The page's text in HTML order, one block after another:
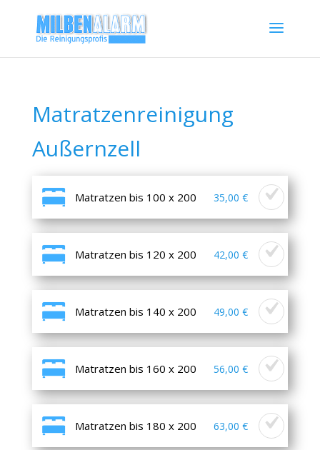
Matratzenreinigung
Außernzell
Matratzen bis 100 x 200 35,00 €
Matratzen bis 120 x 200 42,00 €
Matratzen bis 140 x 200 49,00 €
Matratzen bis 160 x 200 56,00 €
Matratzen bis 180 x 200 63,00 €